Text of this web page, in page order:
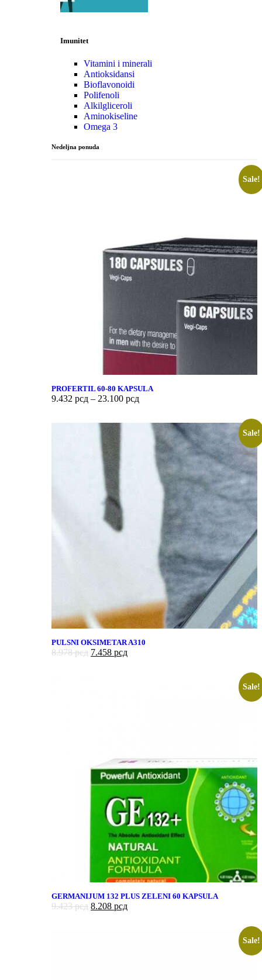
Imunitet
Vitamini i minerali
Antioksidansi
Bioflavonoidi
Polifenoli
Alkilgliceroli
Aminokiseline
Omega 3
Nedeljna ponuda
Sale!
PROFERTIL 60-80 KAPSULA
9.432 рсд – 23.100 рсд
Sale!
PULSNI OKSIMETAR A310
8.978рсд 7.458 рсд
Sale!
GERMANIJUM 132 PLUS ZELENI 60 KAPSULA
9.423рсд 8.208 рсд
Sale!